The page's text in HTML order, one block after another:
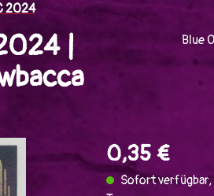
2024
|
Blue
0,35 €
Sofort